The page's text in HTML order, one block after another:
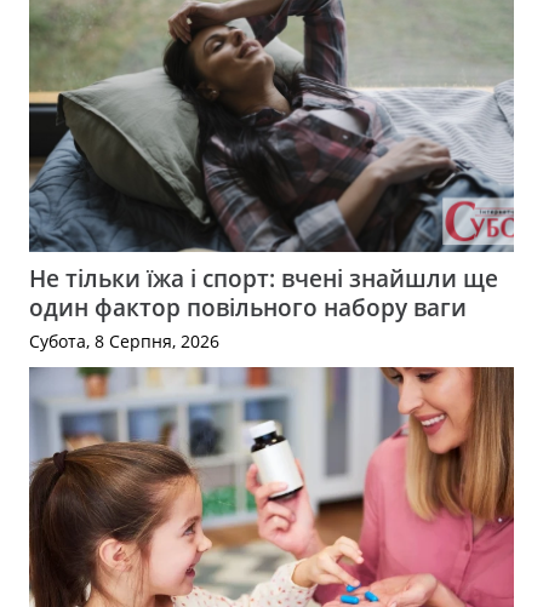
Не тільки їжа і спорт: вчені знайшли ще
один фактор повільного набору ваги
Субота, 8 Серпня, 2026